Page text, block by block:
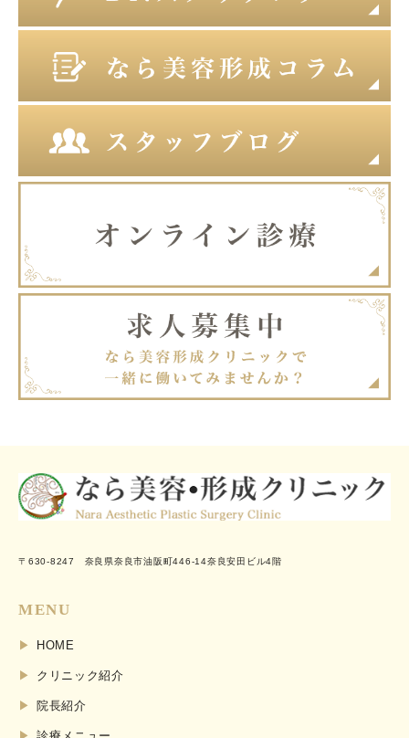
〒630-8247 奈良県奈良市油阪町446-14奈良安田ビル4階
MENU
HOME
クリニック紹介
院長紹介